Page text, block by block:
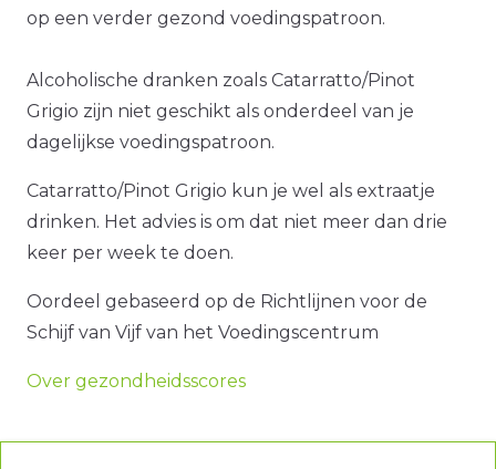
op een verder gezond voedingspatroon.
Alcoholische dranken zoals Catarratto/Pinot
Grigio zijn niet geschikt als onderdeel van je
dagelijkse voedingspatroon.
Catarratto/Pinot Grigio kun je wel als extraatje
drinken. Het advies is om dat niet meer dan drie
keer per week te doen.
Oordeel gebaseerd op de Richtlijnen voor de
Schijf van Vijf van het Voedingscentrum
Over gezondheidsscores